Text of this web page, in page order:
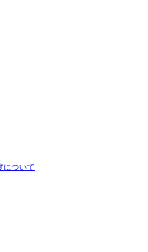
について